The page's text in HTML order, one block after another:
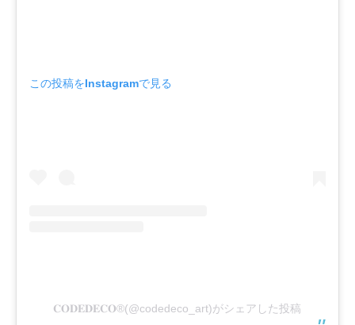
この投稿をInstagramで見る
𝐂𝐎𝐃𝐄𝐃𝐄𝐂𝐎®️(@codedeco_art)がシェアした投稿